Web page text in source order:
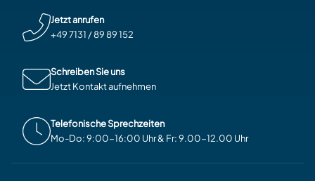
Jetzt anrufen
+49 7131 / 89 89 152
Schreiben Sie uns
Jetzt Kontakt aufnehmen
Telefonische Sprechzeiten
Mo-Do: 9:00-16:00 Uhr & Fr: 9.00-12.00 Uhr